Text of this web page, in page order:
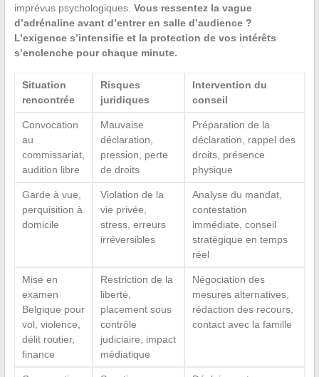
imprévus psychologiques. Vous ressentez la vague
d’adrénaline avant d’entrer en salle d’audience ?
L’exigence s’intensifie et la protection de vos intérêts
s’enclenche pour chaque minute.
Situation
rencontrée
Risques
juridiques
Intervention du
conseil
Convocation
au
commissariat,
audition libre
Mauvaise
déclaration,
pression, perte
de droits
Préparation de la
déclaration, rappel des
droits, présence
physique
Garde à vue,
perquisition à
domicile
Violation de la
vie privée,
stress, erreurs
irréversibles
Analyse du mandat,
contestation
immédiate, conseil
stratégique en temps
réel
Mise en
examen
Belgique pour
vol, violence,
délit routier,
finance
Restriction de la
liberté,
placement sous
contrôle
judiciaire, impact
médiatique
Négociation des
mesures alternatives,
rédaction des recours,
contact avec la famille